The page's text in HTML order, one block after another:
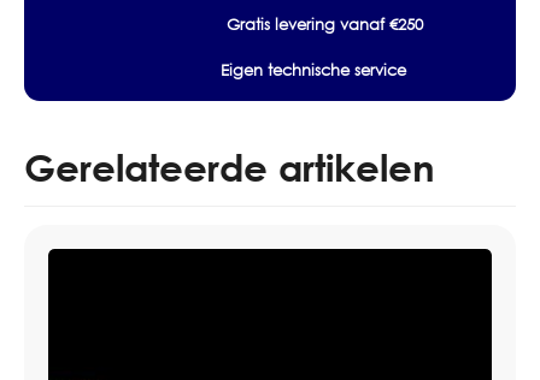
Gratis levering vanaf €250
Eigen technische service
Gerelateerde artikelen